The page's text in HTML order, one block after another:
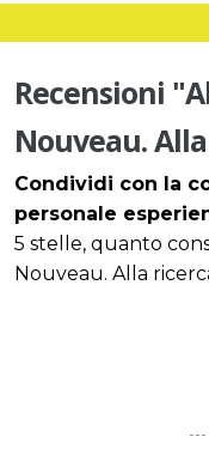
Recensioni
Nouveau.
Condividi con la
personale
5 stelle, quanto
Nouveau. Alla